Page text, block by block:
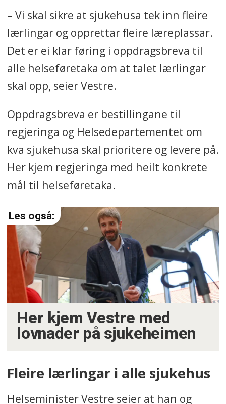
– Vi skal sikre at sjukehusa tek inn fleire
lærlingar og opprettar fleire læreplassar.
Det er ei klar føring i oppdragsbreva til
alle helseføretaka om at talet lærlingar
skal opp, seier Vestre.
Oppdragsbreva er bestillingane til
regjeringa og Helsedepartementet om
kva sjukehusa skal prioritere og levere på.
Her kjem regjeringa med heilt konkrete
mål til helseføretaka.
Her kjem Vestre med
lovnader på sjukeheimen
Fleire lærlingar i alle sjukehus
Helseminister Vestre seier at han og